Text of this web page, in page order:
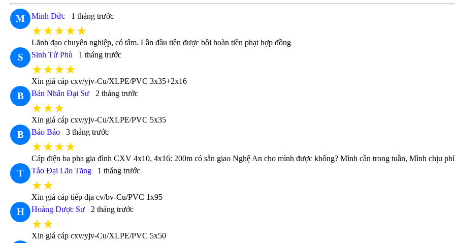
M Minh Đức 1 tháng trước
★★★★★
Lãnh đạo chuyên nghiệp, có tâm. Lần đầu tiên được bồi hoàn tiền phạt hợp đồng
S Sinh Tử Phù 1 tháng trước
★★★★
Xin giá cáp cxv/yjv-Cu/XLPE/PVC 3x35+2x16
B Bản Nhân Đại Sư 2 tháng trước
★★★
Xin giá cáp cxv/yjv-Cu/XLPE/PVC 5x35
B Bảo Bảo 3 tháng trước
★★★★
Cáp điện ba pha gia đình CXV 4x10, 4x16: 200m có sẵn giao Nghệ An cho mình được không? Mình cần trong tuần, Mình chịu
T Tảo Đại Lão Tăng 1 tháng trước
★★
Xin giá cáp tiếp địa cv/bv-Cu/PVC 1x95
H Hoàng Dược Sư 2 tháng trước
★★
Xin giá cáp cxv/yjv-Cu/XLPE/PVC 5x50